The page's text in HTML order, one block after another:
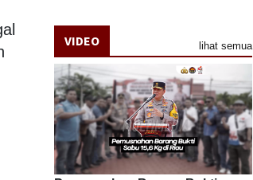
VIDEO lihat semua